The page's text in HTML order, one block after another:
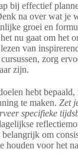
bij effectief
na over wat je
groei en
nu gaat om het
van
zorg
zijn.
hebt
te maken. Zet
specifieke
om
houden voor het